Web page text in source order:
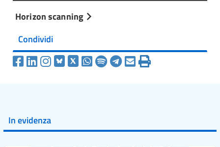
Horizon scanning
Condividi
In evidenza